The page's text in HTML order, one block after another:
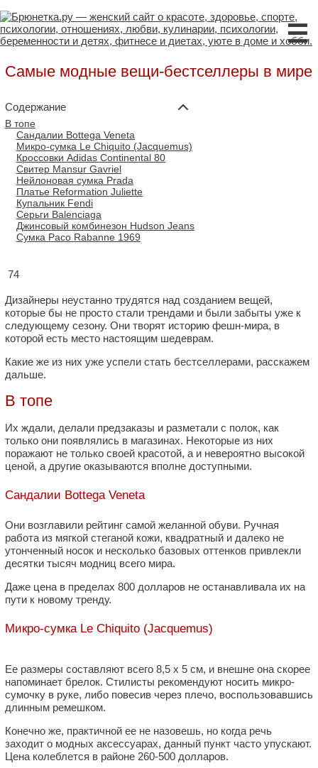
☰
Самые модные вещи-бестселлеры в мире
Содержание
В топе
Сандалии Bottega Veneta
Микро-сумка Le Chiquito (Jacquemus)
Кроссовки Adidas Continental 80
Свитер Mansur Gavriel
Нейлоновая сумка Prada
Платье Reformation Juliette
Купальник Fendi
Серьги Balenciaga
Джинсовый комбинезон Hudson Jeans
Сумка Paco Rabanne 1969
74
Дизайнеры неустанно трудятся над созданием вещей,
которые бы не просто стали трендами и были забыты уже к
следующему сезону. Они творят историю фешн-мира, в
которой есть место настоящим шедеврам.
Какие же из них уже успели стать бестселлерами, расскажем
дальше.
В топе
Их ждали, делали предзаказы и разметали с полок, как
только они появлялись в магазинах. Некоторые из них
поражают не только своей красотой, а и невероятно высокой
ценой, а другие оказываются вполне доступными.
Сандалии Bottega Veneta
Они возглавили рейтинг самой желанной обуви. Ручная
работа из мягкой стеганой кожи, квадратный и далеко не
утонченный носок и несколько базовых оттенков привлекли
десятки тысяч модниц всего мира.
Даже цена в пределах 800 долларов не останавливала их на
пути к новому тренду.
Микро-сумка Le Chiquito (Jacquemus)
Ее размеры составляют всего 8,5 х 5 см, и внешне она скорее
напоминает брелок. Стилисты рекомендуют носить микро-
сумочку в руке, либо повесив через плечо, воспользовавшись
длинным ремешком.
Конечно же, практичной ее не назовешь, но когда речь
заходит о модных аксессуарах, данный пункт часто упускают.
Цена колеблется в районе 260-500 долларов.